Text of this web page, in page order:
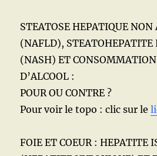
STEATOSE HEPATIQUE NON
(NAFLD), STEATOHEPATITE
(NASH) ET
D’ALCOOL :
POUR OU CONTRE ?
Pour voir le topo : clic sur le
FOIE ET COEUR : HEPATITE